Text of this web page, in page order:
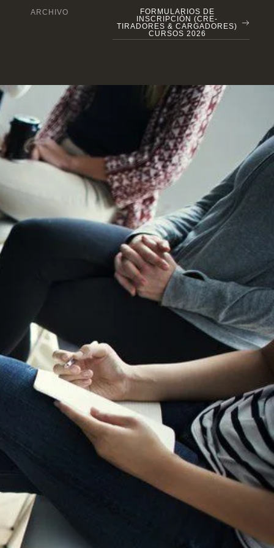
ARCHIVO
FORMULARIOS DE
INSCRIPCIÓN (CRE-
TIRADORES & CARGADORES)
CURSOS 2026